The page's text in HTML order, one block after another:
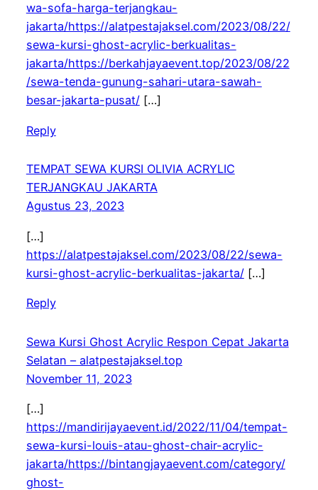
wa-sofa-harga-terjangkau-
jakarta/https://alatpestajaksel.com/2023/08/22/
sewa-kursi-ghost-acrylic-berkualitas-
jakarta/https://berkahjayaevent.top/2023/08/22
/sewa-tenda-gunung-sahari-utara-sawah-
besar-jakarta-pusat/[…]
Reply
TEMPAT SEWA KURSI OLIVIA ACRYLIC
TERJANGKAU JAKARTA
Agustus 23, 2023
[…]
https://alatpestajaksel.com/2023/08/22/sewa-
kursi-ghost-acrylic-berkualitas-jakarta/[…]
Reply
Sewa Kursi Ghost Acrylic Respon Cepat Jakarta
Selatan – alatpestajaksel.top
November 11, 2023
[…]
https://mandirijayaevent.id/2022/11/04/tempat-
sewa-kursi-louis-atau-ghost-chair-acrylic-
jakarta/https://bintangjayaevent.com/category/
ghost-